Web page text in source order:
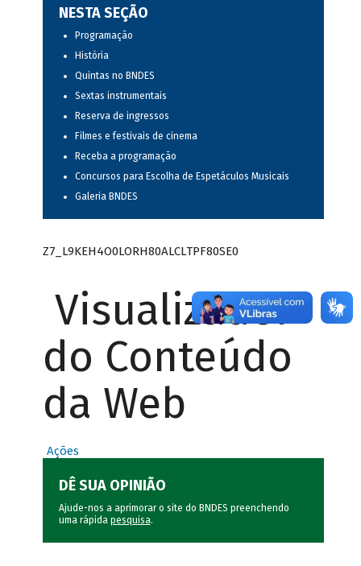
NESTA SEÇÃO
Programação
História
Quintas no BNDES
Sextas instrumentais
Reserva de ingressos
Filmes e festivais de cinema
Receba a programação
Concursos para Escolha de Espetáculos Musicais
Galeria BNDES
Z7_L9KEH4O0LORH80ALCLTPF80SE0
Visualizador
do Conteúdo
da Web
Ações
DÊ SUA OPINIÃO
Ajude-nos a aprimorar o site do BNDES preenchendo
uma rápida pesquisa.